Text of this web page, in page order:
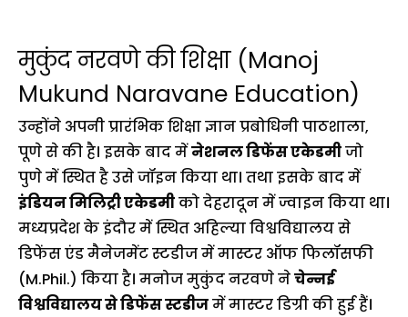
मुकुंद नरवणे की शिक्षा (Manoj
Mukund Naravane Education)
उन्होंने अपनी प्रारंभिक शिक्षा ज्ञान प्रबोधिनी पाठशाला,
पूणे से की है। इसके बाद मेंनेशनल डिफेंस एकेडमीजो
पुणे में स्थित है उसे जॉइन किया था। तथा इसके बाद में
इंडियन मिलिट्री एकेडमीको देहरादून में ज्वाइन किया था।
मध्यप्रदेश के इंदौर में स्थित अहिल्या विश्वविद्यालय से
डिफेंस एंड मैनेजमेंट स्टडीज में मास्टर ऑफ फिलॉसफी
(M.Phil.) किया है। मनोज मुकुंद नरवणे नेचेन्नई
विश्वविद्यालय से डिफेंस स्टडीजमें मास्टर डिग्री की हुई हैं।